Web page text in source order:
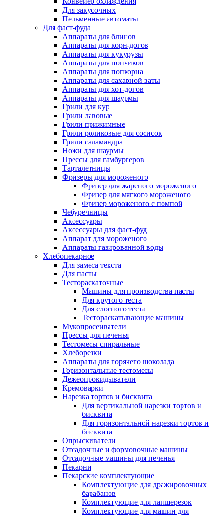
Для закусочных
Пельменные автоматы
Для фаст-фуда
Аппараты для блинов
Аппараты для корн-догов
Аппараты для кукурузы
Аппараты для пончиков
Аппараты для попкорна
Аппараты для сахарной ваты
Аппараты для хот-догов
Аппараты для шаурмы
Грили для кур
Грили лавовые
Грили прижимные
Грили роликовые для сосисок
Грили саламандра
Ножи для шаурмы
Прессы для гамбургеров
Тарталетницы
Фризеры для мороженого
Фризер для жареного мороженого
Фризер для мягкого мороженого
Фризер мороженого с помпой
Чебуречницы
Аксессуары
Аксессуары для фаст-фуд
Аппарат для мороженого
Аппараты газированной воды
Хлебопекарное
Для замеса текста
Для пасты
Тестораскаточные
Машины для производства пасты
Для крутого теста
Для слоеного теста
Тестораскатывающие машины
Мукопросеиватели
Прессы для печенья
Тестомесы спиральные
Хлеборезки
Аппараты для горячего шоколада
Горизонтальные тестомесы
Дежеопрокидыватели
Кремоварки
Нарезка тортов и бисквита
Для вертикальной нарезки тортов и
бисквита
Для горизонтальной нарезки тортов и
бисквита
Опрыскиватели
Отсадочные и формовочные машины
Отсадочные машины для печенья
Пекарни
Пекарские комплектующие
Комплектующие для дражировочных
барабанов
Комплектующие для лапшерезок
Комплектующие для машин для